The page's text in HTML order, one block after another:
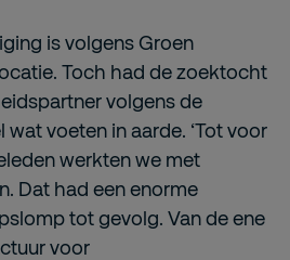
is volgens Groen
Toch had de zoektocht
volgens de
voeten in aarde. ‘Tot voor
werkten we met
Dat had een enorme
tot gevolg. Van de ene
voor